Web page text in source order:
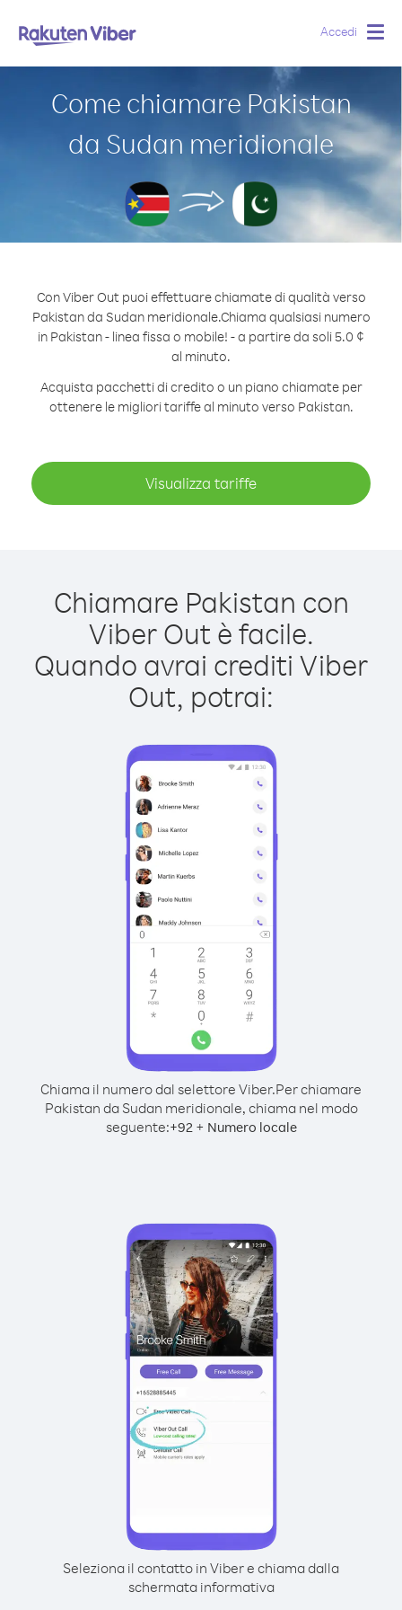
Accedi
Come chiamare Pakistan
da Sudan meridionale
Con Viber Out puoi effettuare chiamate di qualità verso
Pakistan da Sudan meridionale.Chiama qualsiasi numero
in Pakistan - linea fissa o mobile! - a partire da soli 5.0 ¢
al minuto.
Acquista pacchetti di credito o un piano chiamate per
ottenere le migliori tariffe al minuto verso Pakistan.
Visualizza tariffe
Chiamare Pakistan con
Viber Out è facile.
Quando avrai crediti Viber
Out, potrai:
Chiama il numero dal selettore Viber.Per chiamare
Pakistan da Sudan meridionale, chiama nel modo
seguente:+92+ Numero locale
Seleziona il contatto in Viber e chiama dalla
schermata informativa